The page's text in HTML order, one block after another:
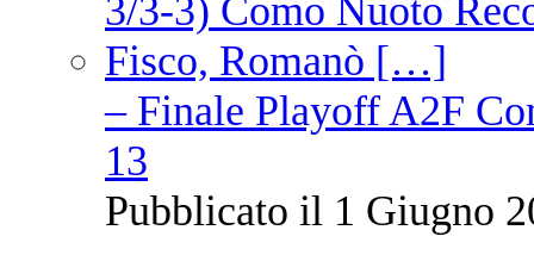
– Finale Playoff A2F
13
Pubblicato il 1 Giugno